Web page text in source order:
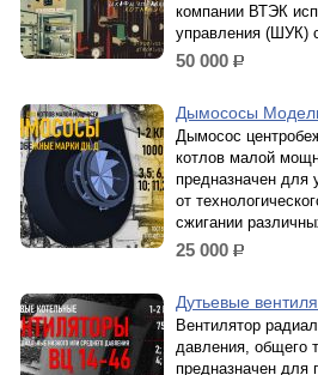
компании ВТЭК
управления (ШУК)
50 000 р.
Дымососы
Дымосос
котлов малой
предназначен для
от
сжигании
25 000 р.
Дутьевые
Вентилятор
давления, общего
предназначен для